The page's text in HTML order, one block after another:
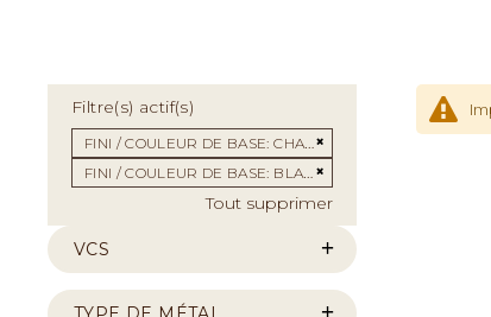
Filtre(s) actif(s)
FINI / COULEUR DE BASE CHAMPAGNE
Supprimer cet
FINI / COULEUR DE BASE BLANC
Tout supprimer
VCS